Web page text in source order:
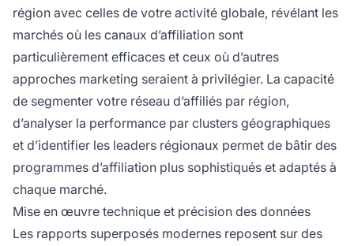
région avec celles de votre activité globale, révélant les
marchés où les canaux d’affiliation sont
particulièrement efficaces et ceux où d’autres
approches marketing seraient à privilégier. La capacité
de segmenter votre réseau d’affiliés par région,
d’analyser la performance par clusters géographiques
et d’identifier les leaders régionaux permet de bâtir des
programmes d’affiliation plus sophistiqués et adaptés à
chaque marché.
Mise en œuvre technique et précision des données
Les rapports superposés modernes reposent sur des